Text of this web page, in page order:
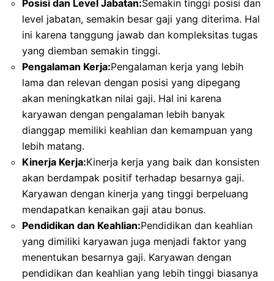
Posisi dan Level Jabatan:Semakin tinggi posisi dan
level jabatan, semakin besar gaji yang diterima. Hal
ini karena tanggung jawab dan kompleksitas tugas
yang diemban semakin tinggi.
Pengalaman Kerja:Pengalaman kerja yang lebih
lama dan relevan dengan posisi yang dipegang
akan meningkatkan nilai gaji. Hal ini karena
karyawan dengan pengalaman lebih banyak
dianggap memiliki keahlian dan kemampuan yang
lebih matang.
Kinerja Kerja:Kinerja kerja yang baik dan konsisten
akan berdampak positif terhadap besarnya gaji.
Karyawan dengan kinerja yang tinggi berpeluang
mendapatkan kenaikan gaji atau bonus.
Pendidikan dan Keahlian:Pendidikan dan keahlian
yang dimiliki karyawan juga menjadi faktor yang
menentukan besarnya gaji. Karyawan dengan
pendidikan dan keahlian yang lebih tinggi biasanya